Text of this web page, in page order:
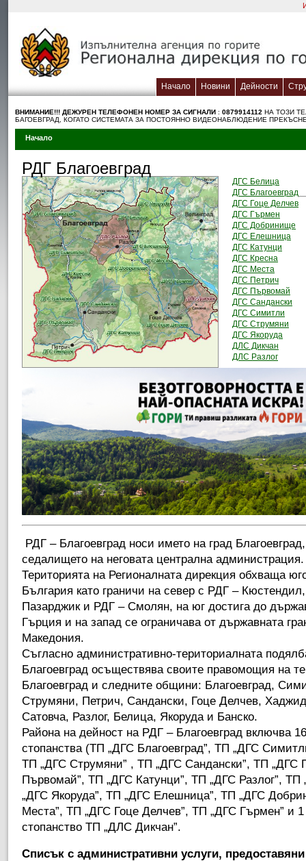
Начало Новини Дейности
ВНИМАНИЕ!!! ДЕЖУРЕН TЕЛЕФОНЕН НОМЕР ЗА СИГНАЛИ : 0879914112 НА ТОЗИ
БАГОЕВГРАД, КОГАТО СИСТЕМАТА ЗА ПОСТОЯННО ВИДЕОНАБЛЮДЕНИЕ
Начало
РДГ Благоевград
ДГС Белица
ДГС Благоевград
ДГС Гоце Делчев
ДГС Гърмен
ДГС Добринище
ДГС Елешница
ДГС Катунци
ДГС Кресна
ДГС Места
ДГС Петрич
ДГС Първомай
ДГС Сандански
ДГС Симитли
ДГС Струмяни
ДГС Якоруда
ДЛС Дикчан
ДЛС Разлог
РДГ – Благоевград носи името на град
седалището на неговата централна администрация.
Територията на Регионалната дирекция обхваща
България като граничи на север с РДГ –
Пазарджик и РДГ – Смолян, на юг достига до
Гърция и на запад се ограничава от държавната
Македония.
Съгласно административно-териториалната
Благоевград осъществява своите правомощия на
Благоевград и следните общини: Благоевград,
Струмяни, Петрич, Сандански, Гоце Делчев,
Сатовча, Разлог, Белица, Якоруда и Банско.
Района на дейност на РДГ – Благоевград включва
стопанства (ТП „ДГС Благоевград”, ТП „ДГС
ТП „ДГС Струмяни” , ТП „ДГС Сандански”, ТП „ДГС
Първомай”, ТП „ДГС Катунци”, ТП „ДГС Разлог”,
„ДГС Якоруда”, ТП „ДГС Елешница”, ТП „ДГС
Места”, ТП „ДГС Гоце Делчев”, ТП „ДГС Гърмен” и
стопанство ТП „ДЛС Дикчан”.
Списък с административни услуги,